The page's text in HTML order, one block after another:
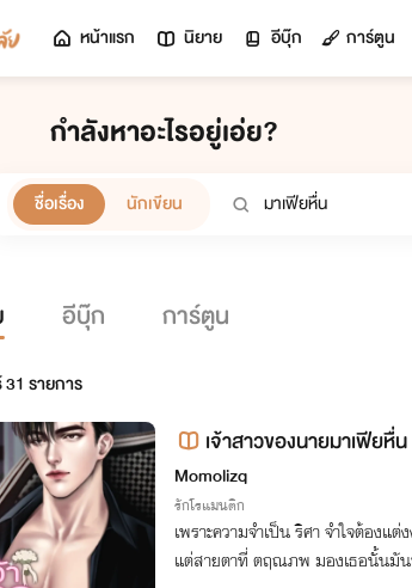
หน้าแรก นิยาย อีบุ๊ก การ์ตูน
กำลังหาอะไรอยู่เอ่ย?
ชื่อเรื่อง นักเขียน
อีบุ๊ก การ์ตูน
31 รายการ
เจ้าสาวของนายมาเฟียหื่น
Momolizq
รักโรแมนติก
เพราะความจำเป็น ริศา จำใจต้อง
แต่สายตาที่ ตฤณภพ มองเธอนั้นมัน